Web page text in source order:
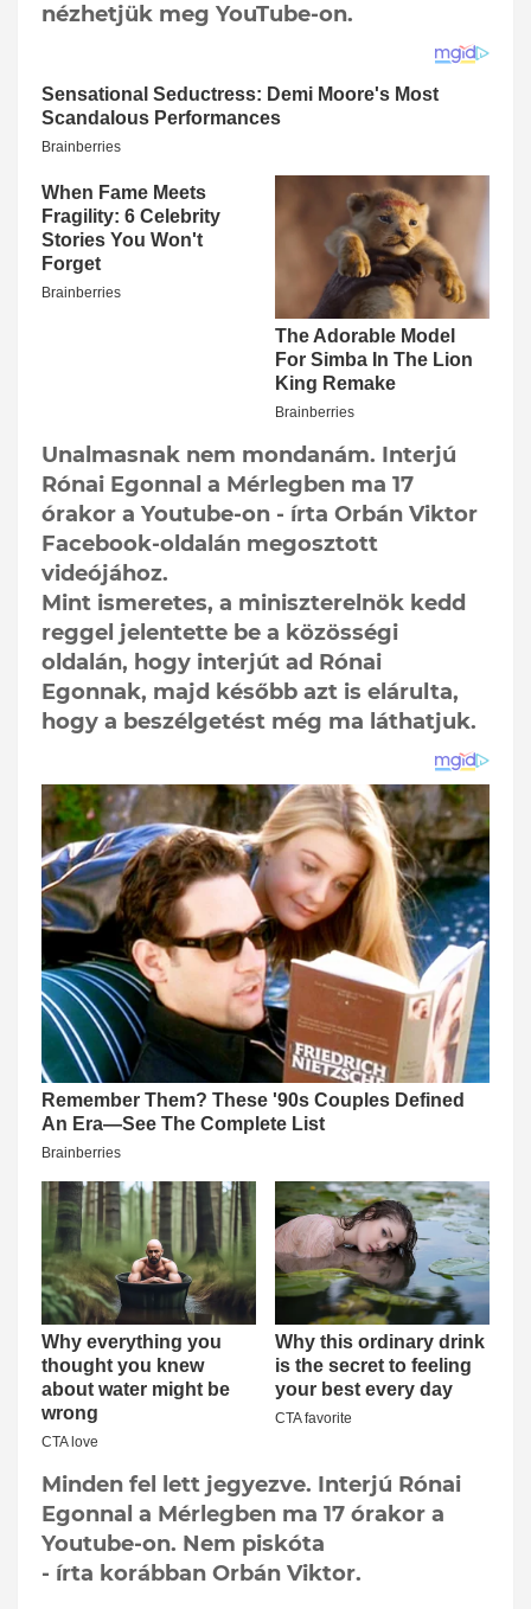
nézhetjük meg YouTube-on.
Unalmasnak nem mondanám. Interjú
Rónai Egonnal a Mérlegben ma 17
órakor a Youtube-on - írta Orbán Viktor
Facebook-oldalán megosztott
videójához.
Mint ismeretes, a miniszterelnök kedd
reggel jelentette be a közösségi
oldalán, hogy interjút ad Rónai
Egonnak, majd később azt is elárulta,
hogy a beszélgetést még ma láthatjuk.
Minden fel lett jegyezve. Interjú Rónai
Egonnal a Mérlegben ma 17 órakor a
Youtube-on. Nem piskóta
- írta korábban Orbán Viktor.